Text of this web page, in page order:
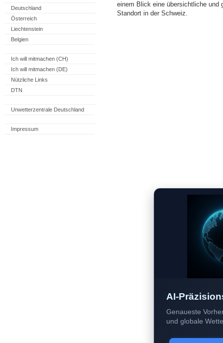
Deutschland
Österreich
Liechtenstein
Belgien
Ich will mitmachen (CH)
Ich will mitmachen (DE)
Nützliche Links
DTN
Unwetterzentrale Deutschland
Impressum
einem Blick eine übersichtliche und
Standort in der Schweiz.
AI-
Genaueste
und globale